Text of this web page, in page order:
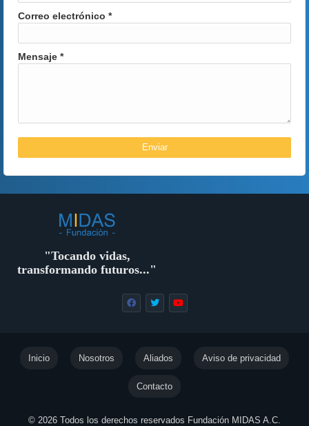
Correo electrónico *
Mensaje *
"Tocando vidas,
transformando futuros..."
© 2026 Todos los derechos reservados Fundación MIDAS A.C.
Inicio Nosotros Aliados Aviso de privacidad
Contacto